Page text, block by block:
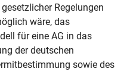
Regelungen
wäre, das
für eine AG in das
der deutschen
sowie des